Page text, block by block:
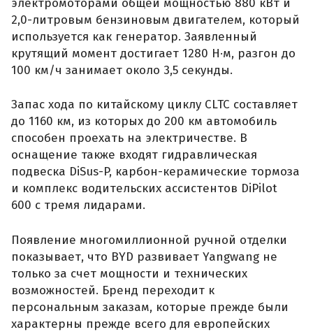
электромоторами общей мощностью 880 кВт и
2,0-литровым бензиновым двигателем, который
используется как генератор. Заявленный
крутящий момент достигает 1280 Н·м, разгон до
100 км/ч занимает около 3,5 секунды.
Запас хода по китайскому циклу CLTC составляет
до 1160 км, из которых до 200 км автомобиль
способен проехать на электричестве. В
оснащение также входят гидравлическая
подвеска DiSus-P, карбон-керамические тормоза
и комплекс водительских ассистентов DiPilot
600 с тремя лидарами.
Появление многомиллионной ручной отделки
показывает, что BYD развивает Yangwang не
только за счет мощности и технических
возможностей. Бренд переходит к
персональным заказам, которые прежде были
характерны прежде всего для европейских